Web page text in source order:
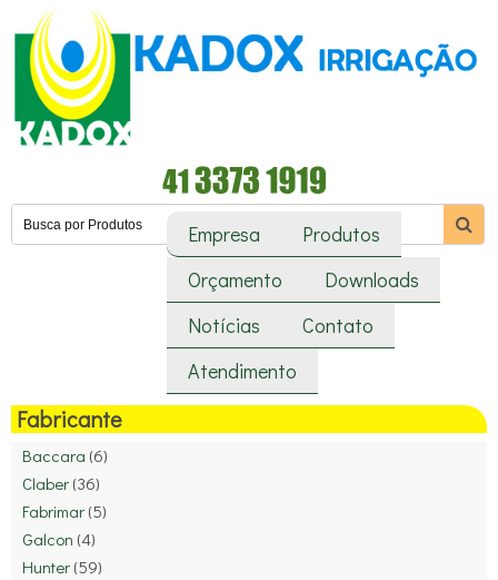
Empresa
Produtos
Orçamento
Downloads
Notícias
Contato
Atendimento
Fabricante
Baccara (6)
Claber (36)
Fabrimar (5)
Galcon (4)
Hunter (59)